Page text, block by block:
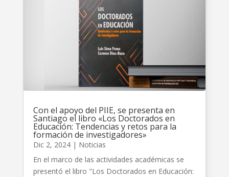
Con el apoyo del PIIE, se presenta en
Santiago el libro «Los Doctorados en
Educación: Tendencias y retos para la
formación de investigadores»
Dic 2, 2024| Noticias
En el marco de las actividades académicas se
presentó el libro "Los Doctorados en Educación: